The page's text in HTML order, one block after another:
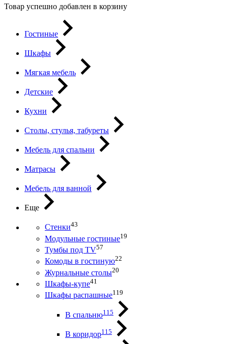
Товар успешно добавлен в корзину
Гостиные
Шкафы
Мягкая мебель
Детские
Кухни
Столы, стулья, табуреты
Мебель для спальни
Матрасы
Мебель для ванной
Еще
Стенки43
Модульные гостиные19
Тумбы под ТV57
Комоды в гостиную22
Журнальные столы20
Шкафы-купе41
Шкафы распашные119
В спальню115
В коридор115